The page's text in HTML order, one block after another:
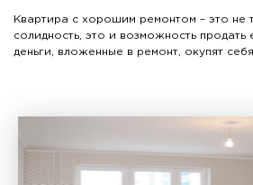
Квартира с хорошим ремонтом – это не
солидность, это и возможность
деньги, вложенные в ремонт, окупят